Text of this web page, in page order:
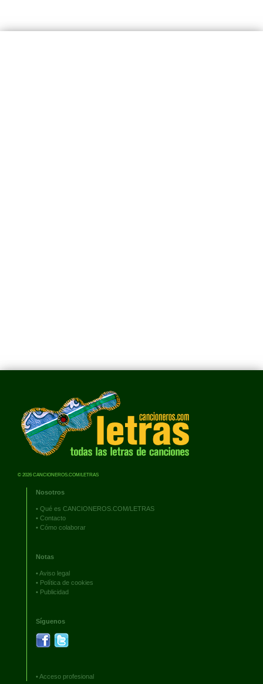
© 2026 CANCIONEROS.COM/LETRAS
Nosotros
• Qué es CANCIONEROS.COM/LETRAS
• Contacto
• Cómo colaborar
Notas
•Aviso legal
• Política de cookies
• Publicidad
Síguenos
•Acceso profesional